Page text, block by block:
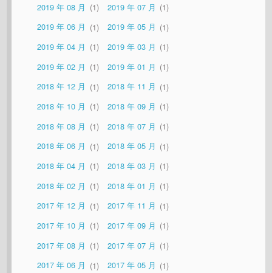
2019 年 08 月
1 2019 年 07 月
1
2019 年 06 月
1 2019 年 05 月
1
2019 年 04 月
1 2019 年 03 月
1
2019 年 02 月
1 2019 年 01 月
1
2018 年 12 月
1 2018 年 11 月
1
2018 年 10 月
1 2018 年 09 月
1
2018 年 08 月
1 2018 年 07 月
1
2018 年 06 月
1 2018 年 05 月
1
2018 年 04 月
1 2018 年 03 月
1
2018 年 02 月
1 2018 年 01 月
1
2017 年 12 月
1 2017 年 11 月
1
2017 年 10 月
1 2017 年 09 月
1
2017 年 08 月
1 2017 年 07 月
1
2017 年 06 月
1 2017 年 05 月
1